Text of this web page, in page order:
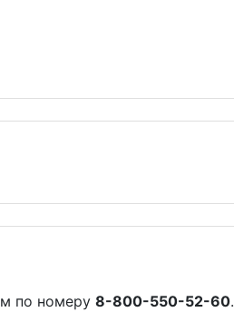
по номеру 8-800-550-52-60.